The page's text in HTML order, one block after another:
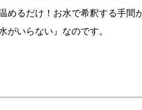
めるだけ！お水で希釈する手間
がいらない』なのです。